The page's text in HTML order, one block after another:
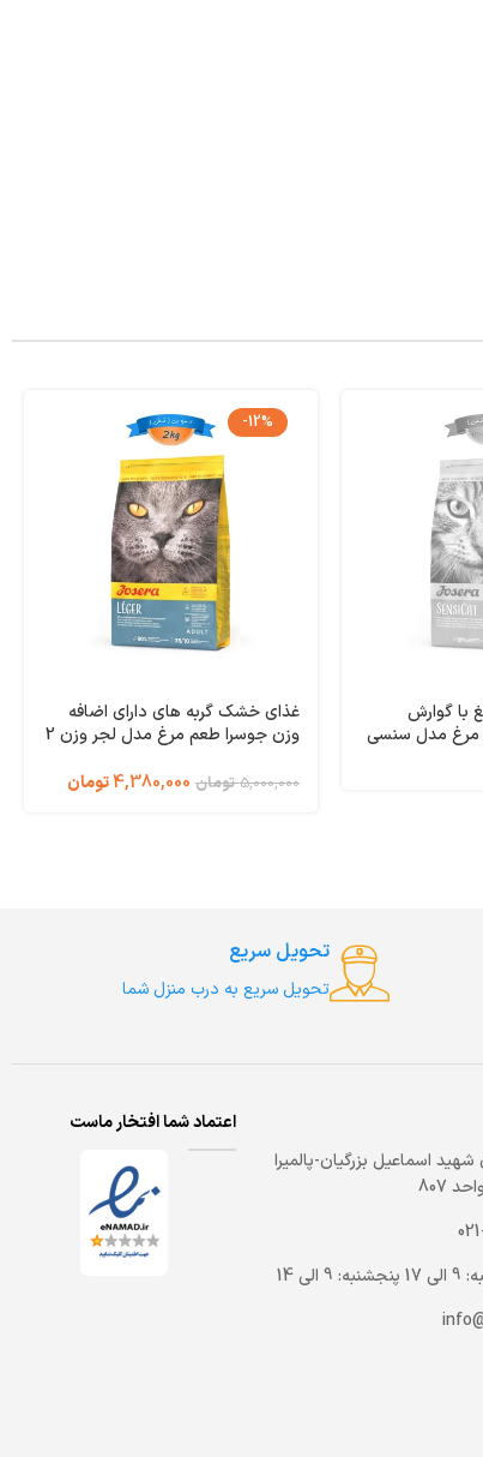
با گوارش
مدل سنسی
-12%
غذای خشک گربه های دارای اضافه
وزن جوسرا طعم مرغ مدل لجر وزن 2
5,000,000 تومان 4,380,000تومان
تحویل سریع
تحویل سریع به درب منزل شما
اسماعیل بزرگیان-پالمیرا
14
اعتماد شما افتخار ماست